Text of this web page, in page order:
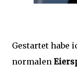
Gestartet habe
normalen